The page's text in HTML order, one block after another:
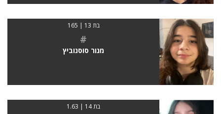
בת 13 | 165
#
מנור סוסנוביץ
בת 14 | 1.63